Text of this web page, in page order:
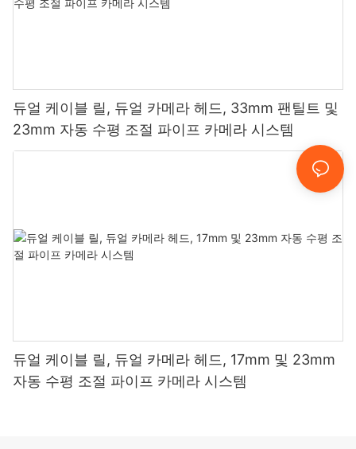
듀얼 케이블 릴, 듀얼 카메라 헤드, 33mm 팬틸트 및
23mm 자동 수평 조절 파이프 카메라 시스템
듀얼 케이블 릴, 듀얼 카메라 헤드, 17mm 및 23mm
자동 수평 조절 파이프 카메라 시스템